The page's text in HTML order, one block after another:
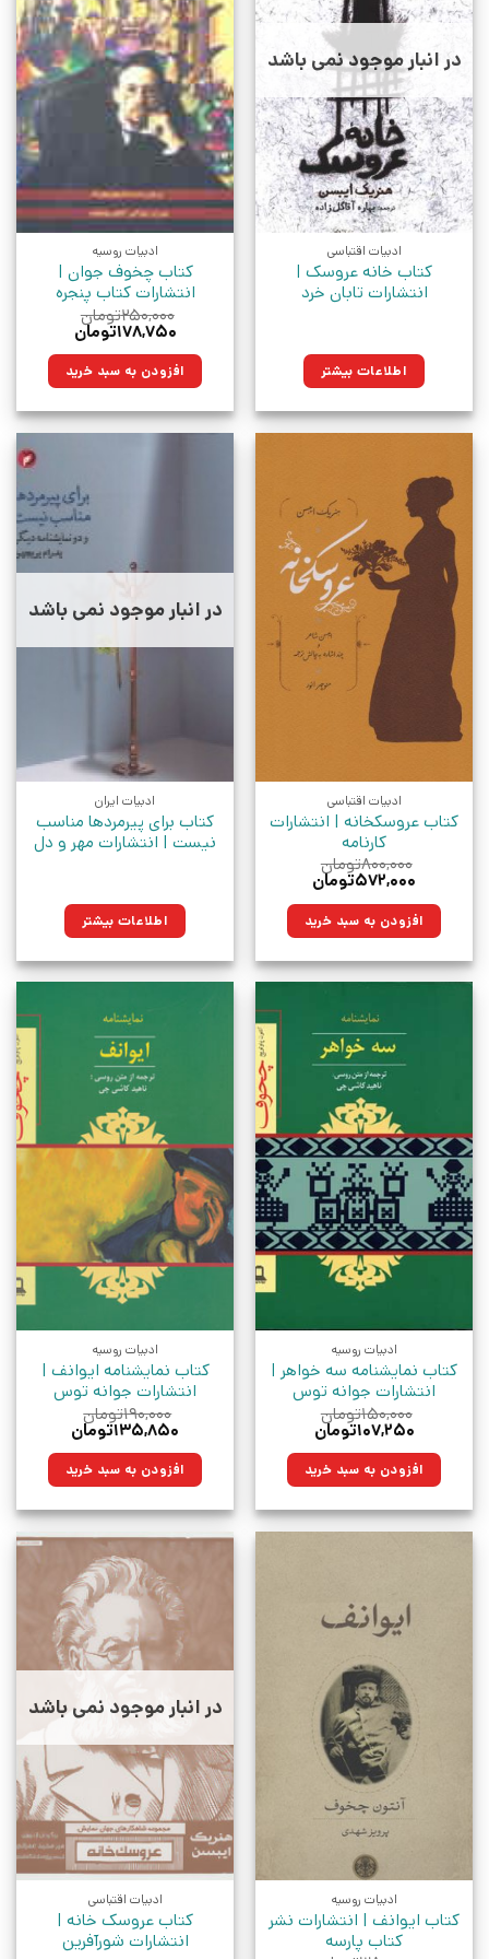
در انبار موجود نمی باشد
ادبیات اقتباسی
کتاب خانه عروسک |
انتشارات تابان خرد
اطلاعات بیشتر
ادبیات روسیه
کتاب چخوف جوان |
انتشارات کتاب پنجره
۲۵۰,۰۰۰تومان
قیمت
۲۵۰,۰۰۰تومان
بود.
۱۷۸,۷۵۰تومان
۱۷۸,۷۵۰تومان.افزودن به سبد خرید
ادبیات اقتباسی
کتاب عروسکخانه | انتشارات
کارنامه
۸۰۰,۰۰۰تومان
قیمت
۸۰۰,۰۰۰تومان
بود.
۵۷۲,۰۰۰تومان
۵۷۲,۰۰۰تومان.افزودن به سبد خرید
در انبار موجود نمی باشد
ادبیات ایران
کتاب برای پیرمردها مناسب
نیست | انتشارات مهر و دل
اطلاعات بیشتر
ادبیات روسیه
کتاب نمایشنامه سه خواهر |
انتشارات جوانه توس
۱۵۰,۰۰۰تومان
قیمت
۱۵۰,۰۰۰تومان
بود.
۱۰۷,۲۵۰تومان
۱۰۷,۲۵۰تومان.افزودن به سبد خرید
ادبیات روسیه
کتاب نمایشنامه ایوانف |
انتشارات جوانه توس
۱۹۰,۰۰۰تومان
قیمت
۱۹۰,۰۰۰تومان
بود.
۱۳۵,۸۵۰تومان
۱۳۵,۸۵۰تومان.افزودن به سبد خرید
ادبیات روسیه
کتاب ایوانف | انتشارات نشر
کتاب پارسه
در انبار موجود نمی باشد
ادبیات اقتباسی
کتاب عروسک خانه |
انتشارات شورآفرین